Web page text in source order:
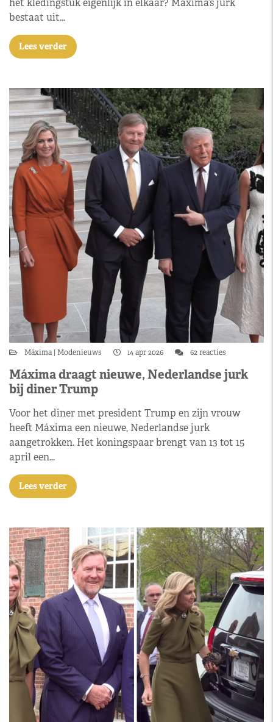
het kledingstuk eigenlijk in elkaar? Máxima’s jurk
bestaat uit…
Lees verder
Máxima Modenieuws 14 apr 2026 62 reacties
Máxima draagt nieuwe, Nederlandse jurk
bij diner Trump
Voor het diner met president Trump en zijn vrouw
heeft Máxima een nieuwe, Nederlandse jurk
aangetrokken. Het koningspaar brengt van 13 tot 15
april een…
Lees verder